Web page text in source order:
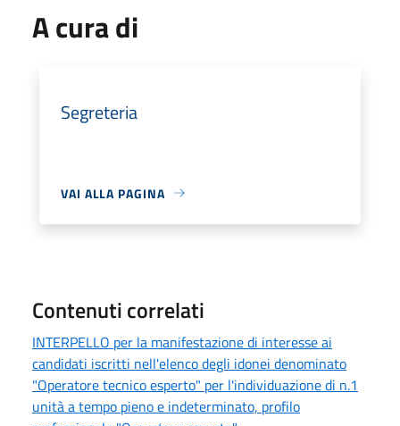
A cura di
Segreteria
VAI ALLA PAGINA
Contenuti correlati
INTERPELLO per la manifestazione di interesse ai
candidati iscritti nell'elenco degli idonei denominato
"Operatore tecnico esperto" per l'individuazione di n.1
unità a tempo pieno e indeterminato, profilo